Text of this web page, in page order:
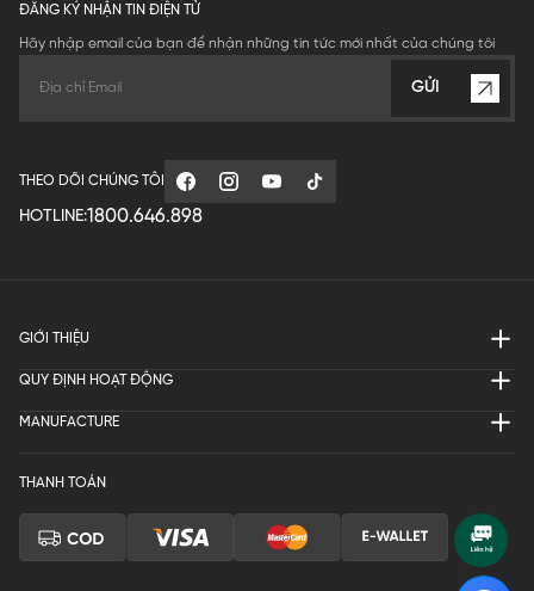
ĐĂNG KÝ NHẬN TIN ĐIỆN TỬ
Hãy nhập email của bạn để nhận những tin tức mới nhất của chúng tôi
GỬI
THEO DÕI CHÚNG TÔI
HOTLINE:1800.646.898
GIỚI THIỆU
QUY ĐỊNH HOẠT ĐỘNG
MANUFACTURE
THANH TOÁN